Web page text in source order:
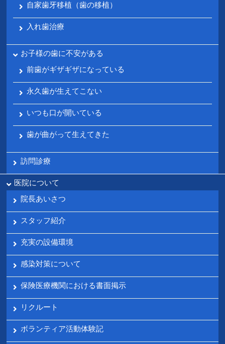
自家歯牙移植（歯の移植）
入れ歯治療
お子様の歯に不安がある
前歯がギザギザになっている
永久歯が生えてこない
いつも口が開いている
歯が曲がって生えてきた
訪問診療
医院について
院長あいさつ
スタッフ紹介
充実の設備環境
感染対策について
保険医療機関における書面掲示
リクルート
ボランティア活動体験記